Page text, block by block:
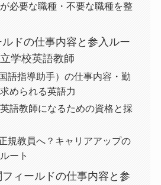
必要な職種・不要な職種を整
ドの仕事内容と参入ルー
学校英語教師
語指導助手）の仕事内容・勤
められる英語力
語教師になるための資格と採
規教員へ？キャリアアップの
ート
ィールドの仕事内容と参